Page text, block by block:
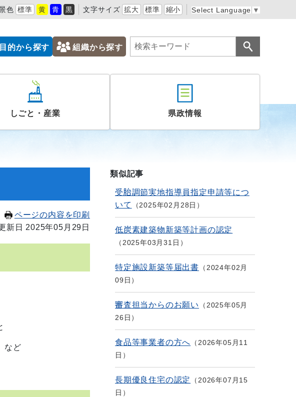
色 標準 黄 青 黒 文字サイズ 拡大 標準 縮小 Select Language ▼
目的から探す 組織から探す
しごと・産業 県政情報
ページの内容を印刷
新日 2025年05月29日
など
類似記事
受胎調節実地指導員指定申請等につ
いて
2025年02月28日
低炭素建築物新築等計画の認定
2025年03月31日
特定施設新築等届出書
2024年02月
09日
審査担当からのお願い
2025年05月
26日
食品等事業者の方へ
2026年05月11
日
長期優良住宅の認定
2026年07月15
日